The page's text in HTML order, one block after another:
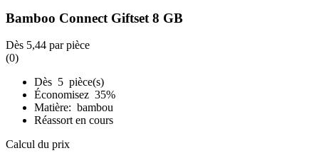
Bamboo Connect Giftset 8 GB
Dès 5,44 par pièce
(0)
Dès 5 pièce(s)
Économisez 35%
Matière: bambou
Réassort en cours
Calcul du prix